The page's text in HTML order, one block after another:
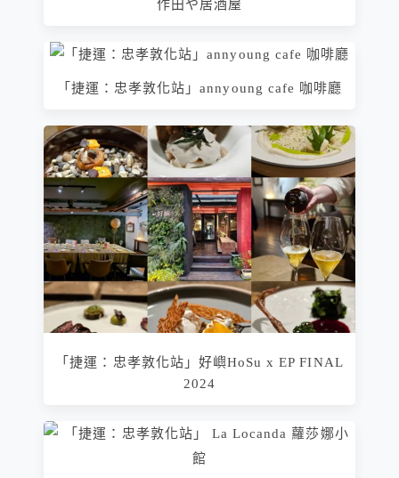
作田や居酒屋
「捷運：忠孝敦化站」annyoung cafe 咖啡廳
「捷運：忠孝敦化站」好嶼HoSu x EP FINAL
2024